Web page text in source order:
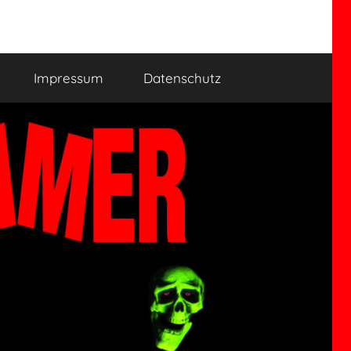
Impressum Datenschutz